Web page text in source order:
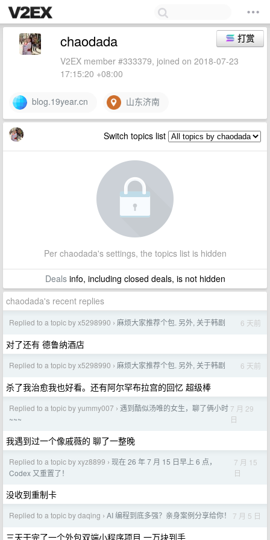
打赏
chaodada
V2EX member #333379, joined on 2018-07-23
17:15:20 +08:00
blog.19year.cn 山东济南
Switch topics list
Per chaodada's settings, the topics list is hidden
Dealsinfo, including closed deals, is not hidden
chaodada's recent replies
Replied to a topic by x5298990 › 麻烦大家推荐个包. 另外, 关于韩剧 6 天前
对了还有 德鲁纳酒店
Replied to a topic by x5298990 › 麻烦大家推荐个包. 另外, 关于韩剧 6 天前
杀了我治愈我也好看。还有阿尔罕布拉宫的回忆 超级棒
Replied to a topic by yummy007 › 遇到酷似汤唯的女生，聊了俩小时
~~~
7 月 29
日
我遇到过一个像戚薇的 聊了一整晚
Replied to a topic by xyz8899 › 现在 26 年 7 月 15 日早上 6 点，
Codex 又重置了！
7 月 15
日
没收到重制卡
Replied to a topic by daqing › AI 编程到底多强？亲身案例分享给你！ 7 月 5 日
三天干完了一个外包双端小程序项目 一万块到手